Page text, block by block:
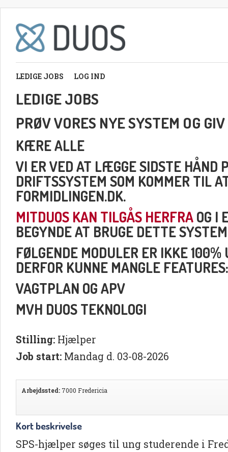
LEDIGE JOBS LOG IND
LEDIGE JOBS
PRØV VORES NYE SYSTEM OG
KÆRE ALLE
VI ER VED AT LÆGGE SIDSTE HÅND
DRIFTSSYSTEM SOM KOMMER TIL
FORMIDLINGEN.DK.
MITDUOS KAN TILGÅS HERFRAOG I
BEGYNDE AT BRUGE DETTE
FØLGENDE MODULER ER IKKE 100%
DERFOR KUNNE MANGLE FEATURES:
VAGTPLAN OG APV
MVH DUOS TEKNOLOGI
Stilling: Hjælper
Job start: Mandag d. 03-08-2026
Arbejdssted: 7000 Fredericia
Kort beskrivelse
SPS-hjælper søges til ung studerende i